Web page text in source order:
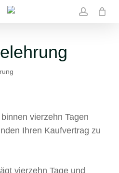
vierzehn Tagen
Ihren Kaufvertrag zu
vierzehn Tage und